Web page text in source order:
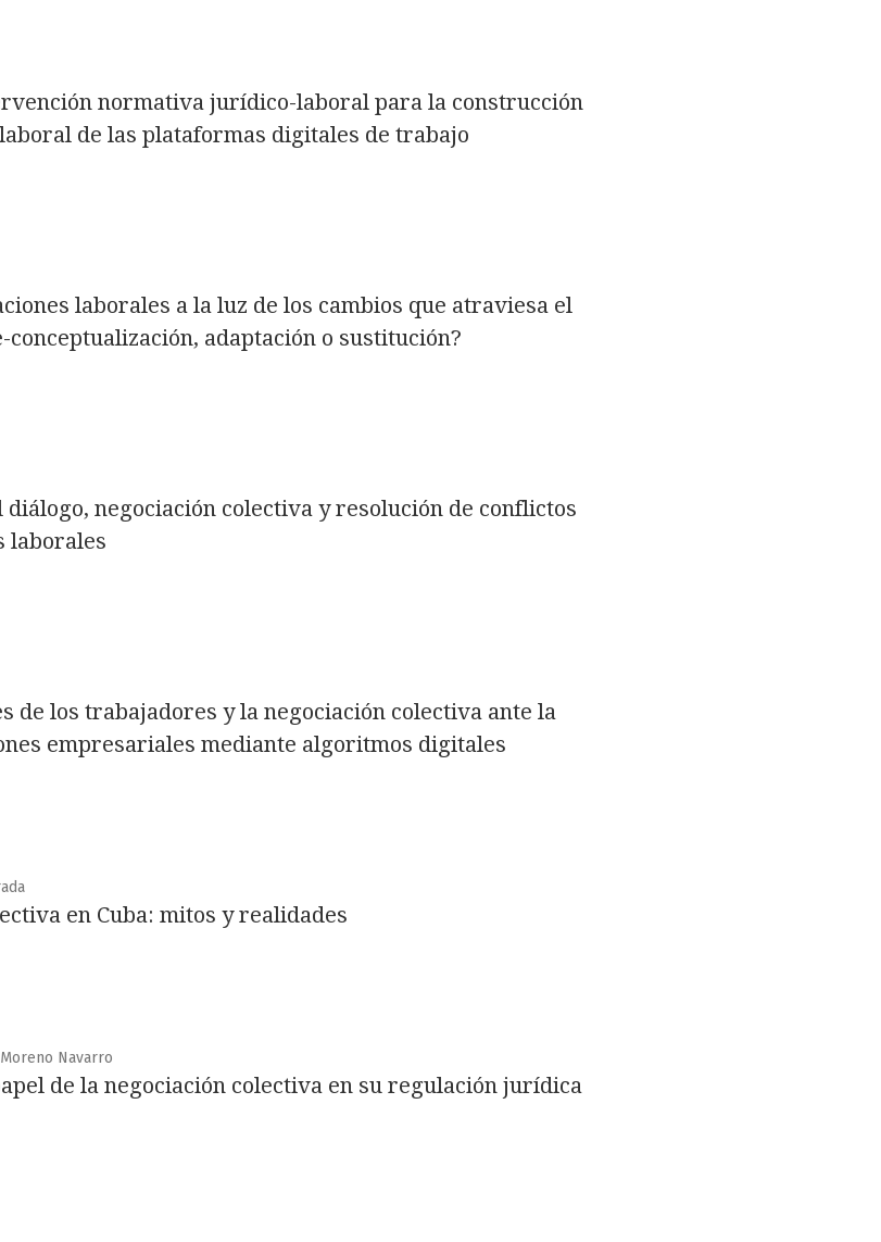
normativa jurídico-laboral para la construcción
de las plataformas digitales de trabajo
laborales a la luz de los cambios que atraviesa el
adaptación o sustitución?
negociación colectiva y resolución de conflictos
laborales
de los trabajadores y la negociación colectiva ante la
empresariales mediante algoritmos digitales
en Cuba: mitos y realidades
Navarro
de la negociación colectiva en su regulación jurídica